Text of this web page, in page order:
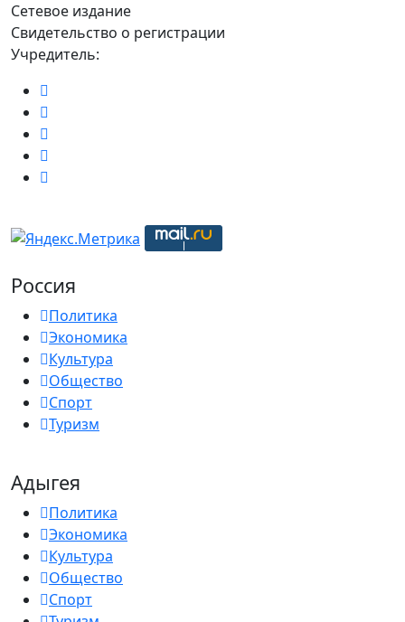
Сетевое издание
Свидетельство о регистрации
Учредитель:
Россия
Политика
Экономика
Культура
Общество
Спорт
Туризм
Адыгея
Политика
Экономика
Культура
Общество
Спорт